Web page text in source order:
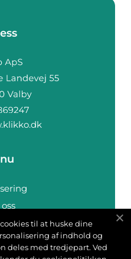
oss
til at huske dine
af indhold og
deles med tredjepart. Ved